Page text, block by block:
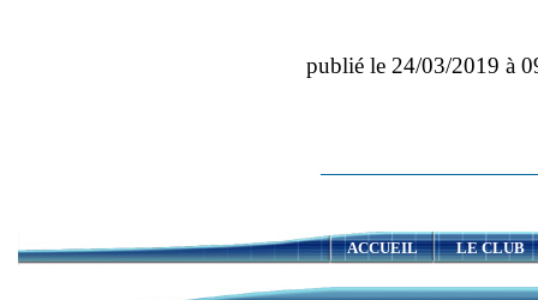
publié le 24/03/2019 à
ACCUEIL LE CLUB